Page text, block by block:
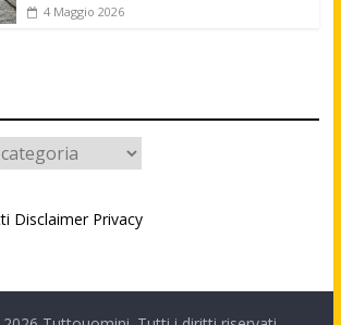
4 Maggio 2026
Disclaimer Privacy